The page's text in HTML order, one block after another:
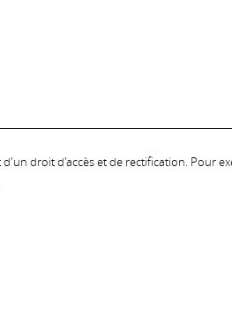
droit d'accès et de rectification. Pour